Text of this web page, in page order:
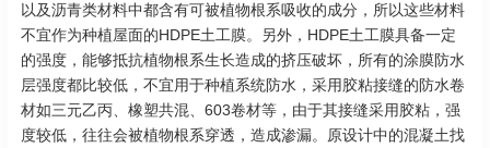
以及沥青类材料中都含有可被植物根系吸收的成分，所以这些材料
不宜作为种植屋面的HDPE土工膜。另外，HDPE土工膜具备一定
的强度，能够抵抗植物根系生长造成的挤压破坏，所有的涂膜防水
层强度都比较低，不宜用于种植系统防水，采用胶粘接缝的防水卷
材如三元乙丙、橡塑共混、603卷材等，由于其接缝采用胶粘，强
度较低，往往会被植物根系穿透，造成渗漏。原设计中的混凝土找